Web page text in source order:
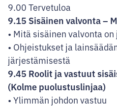
9.00 Tervetuloa
9.15 Sisäinen valvonta –
• Mitä sisäinen valvonta
• Ohjeistukset ja
järjestämisestä
9.45 Roolit ja vastuut
(Kolme puolustuslinjaa)
• Ylimmän johdon vastuu